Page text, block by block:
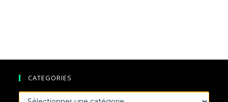
CATEGORIES
CATEGORIES